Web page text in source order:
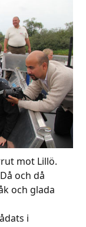
mot Lillö.
och då
och glada
i